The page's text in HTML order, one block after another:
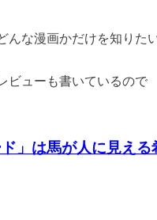
な漫画かだけを知りたい
ビューも書いているので
」は馬が人に見える